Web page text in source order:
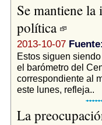
Se mantiene
política
2013-10-07
Estos siguen
el barómetro del
correspondiente al
este lunes, refleja..
La